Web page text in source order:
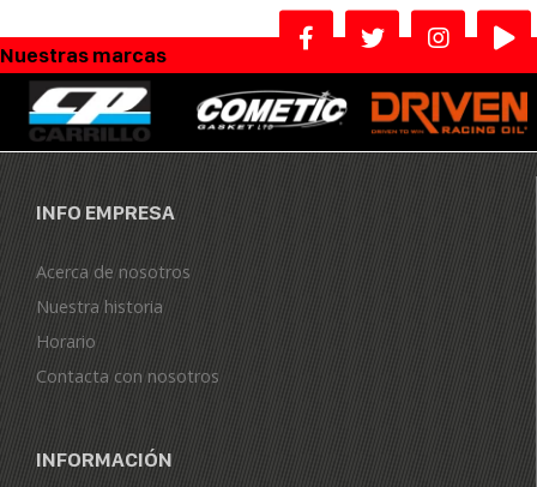
Nuestras marcas
INFO EMPRESA
Acerca de nosotros
Nuestra historia
Horario
Contacta con nosotros
INFORMACIÓN